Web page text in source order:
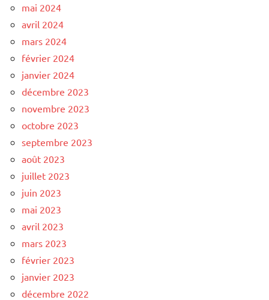
mai 2024
avril 2024
mars 2024
février 2024
janvier 2024
décembre 2023
novembre 2023
octobre 2023
septembre 2023
août 2023
juillet 2023
juin 2023
mai 2023
avril 2023
mars 2023
février 2023
janvier 2023
décembre 2022